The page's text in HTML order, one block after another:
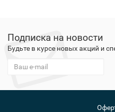
Подписка на новости
Будьте в курсе новых акций и